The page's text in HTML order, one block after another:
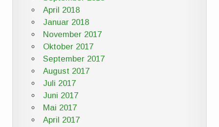
April 2018
Januar 2018
November 2017
Oktober 2017
September 2017
August 2017
Juli 2017
Juni 2017
Mai 2017
April 2017